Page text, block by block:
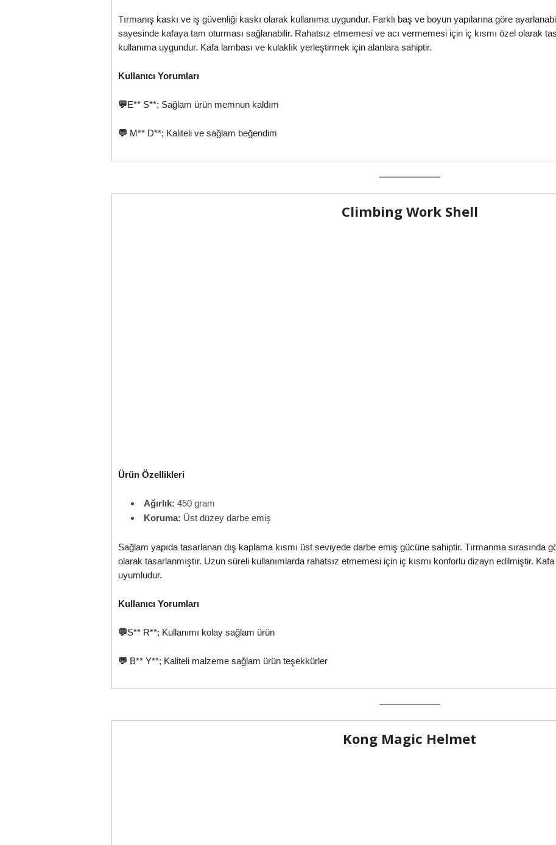
Tırmanış kaskı ve iş güvenliği kaskı olarak kullanıma uygundur. Farklı baş ve boyun yapılarına göre
sayesinde kafaya tam oturması sağlanabilir. Rahatsız etmemesi ve acı vermemesi için iç kısmı özel olarak
kullanıma uygundur. Kafa lambası ve kulaklık yerleştirmek için alanlara sahiptir.
Kullanıcı Yorumları
💬E** S**; Sağlam ürün memnun kaldım
💬 M** D**; Kaliteli ve sağlam beğendim
Climbing Work Shell
Ürün Özellikleri
Ağırlık: 450 gram
Koruma: Üst düzey darbe emiş
Sağlam yapıda tasarlanan dış kaplama kısmı üst seviyede darbe emiş gücüne sahiptir. Tırmanma sırasında
olarak tasarlanmıştır. Uzun süreli kullanımlarda rahatsız etmemesi için iç kısmı konforlu dizayn edilmiştir.
uyumludur.
Kullanıcı Yorumları
💬S** R**; Kullanımı kolay sağlam ürün
💬 B** Y**; Kaliteli malzeme sağlam ürün teşekkürler
Kong Magic Helmet